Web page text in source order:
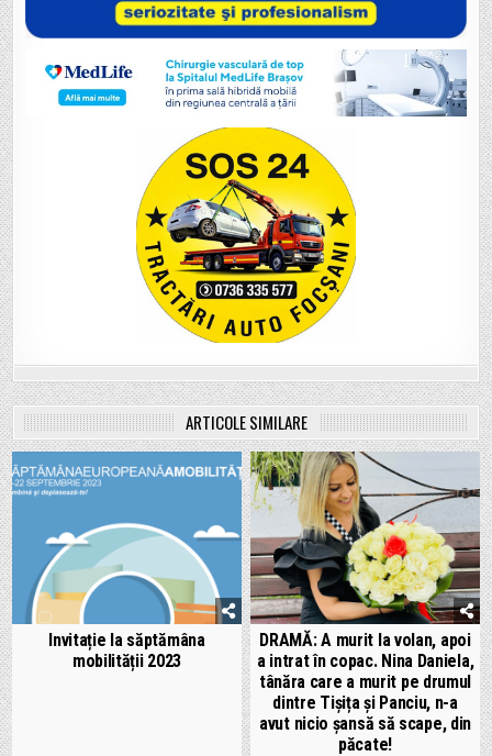
ARTICOLE SIMILARE
Invitație la săptămâna
mobilității 2023
DRAMĂ: A murit la volan, apoi
a intrat în copac. Nina Daniela,
tânăra care a murit pe drumul
dintre Tișița și Panciu, n-a
avut nicio șansă să scape, din
păcate!